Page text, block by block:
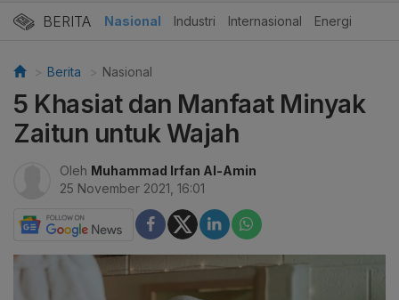
BERITA Nasional Industri Internasional Energi
Berita Nasional
5 Khasiat dan Manfaat Minyak
Zaitun untuk Wajah
Oleh Muhammad Irfan Al-Amin
25 November 2021, 16:01